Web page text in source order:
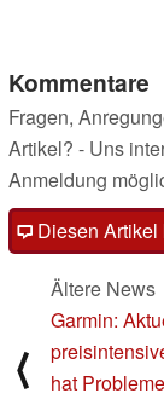
Kommentare
Fragen,
Artikel? - Uns
Anmeldung
Diesen Artikel
⟨
Ältere News
Garmin:
hat